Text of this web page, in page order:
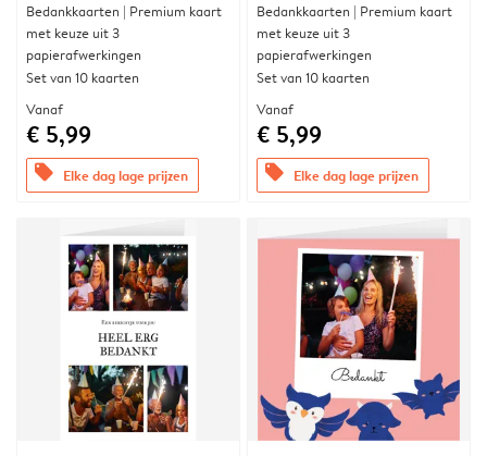
Bedankkaarten | Premium kaart
met keuze uit 3
papierafwerkingen
Set van 10 kaarten
Vanaf
€ 5,99
offers Elke dag lage prijzen
Bedankkaarten | Premium kaart
met keuze uit 3
papierafwerkingen
Set van 10 kaarten
Vanaf
€ 5,99
offers Elke dag lage prijzen